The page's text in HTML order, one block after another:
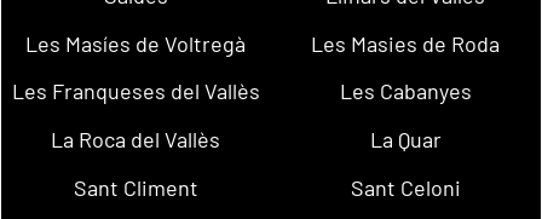
Les Masíes de Voltregà
Les Masies de Roda
Les Franqueses del Vallès
Les Cabanyes
La Roca del Vallès
La Quar
Sant Climent
Sant Celoni